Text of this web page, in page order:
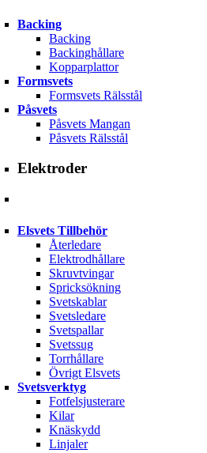
Backing
Backing
Backinghållare
Kopparplattor
Formsvets
Formsvets Rälsstål
Påsvets
Påsvets Mangan
Påsvets Rälsstål
Elektroder
Elsvets Tillbehör
Återledare
Elektrodhållare
Skruvtvingar
Spricksökning
Svetskablar
Svetsledare
Svetspallar
Svetssug
Torrhållare
Övrigt Elsvets
Svetsverktyg
Fotfelsjusterare
Kilar
Knäskydd
Linjaler